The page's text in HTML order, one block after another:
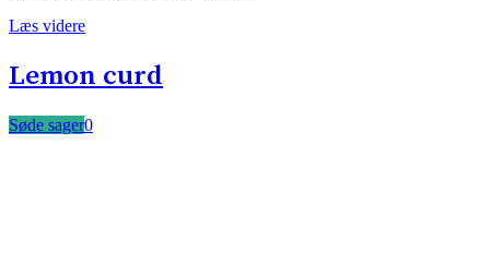
Læs videre
Lemon curd
Søde sager0